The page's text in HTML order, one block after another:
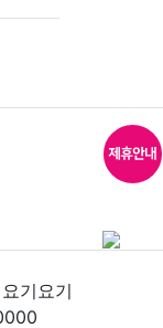
기요기